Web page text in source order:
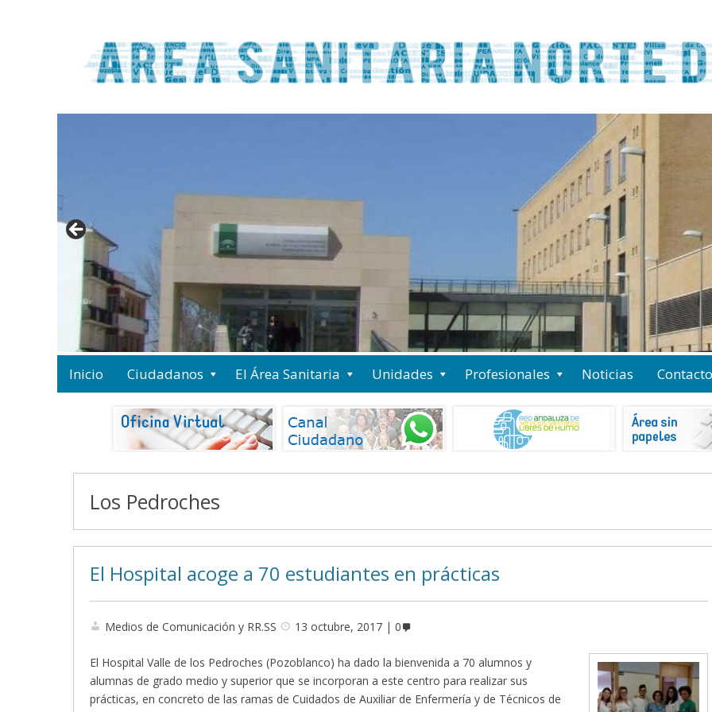
Inicio Ciudadanos El Área Sanitaria Unidades Profesionales Noticias Contacto
Los Pedroches
El Hospital acoge a 70 estudiantes en prácticas
Medios de Comunicación y RR.SS 13 octubre, 2017 0
El Hospital Valle de los Pedroches (Pozoblanco) ha dado la bienvenida a 70 alumnos y
alumnas de grado medio y superior que se incorporan a este centro para realizar sus
prácticas, en concreto de las ramas de Cuidados de Auxiliar de Enfermería y de Técnicos de